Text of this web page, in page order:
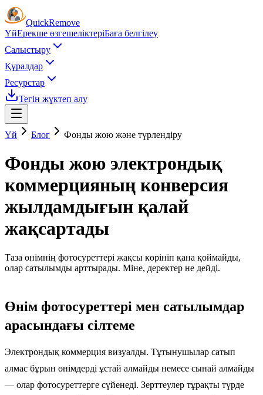
QuickRemove
ҮйЕрекше өзгешеліктеріБаға белгілеу
Салыстыру
Құралдар
Ресурстар
Тегін жүктеп алу
Үй Блог Фонды жою және түрлендіру
Фонды жою электрондық
коммерцияның конверсия
жылдамдығын қалай
жақсартады
Таза өнімнің фотосуреттері жақсы көрініп қана қоймайды,
олар сатылымды арттырады. Міне, деректер не дейді.
Өнім фотосуреттері мен сатылымдар
арасындағы сілтеме
Электрондық коммерция визуалды. Тұтынушылар сатып
алмас бұрын өнімдерді ұстай алмайды немесе сынай алмайды
— олар фотосуреттерге сүйенеді. Зерттеулер тұрақты түрде